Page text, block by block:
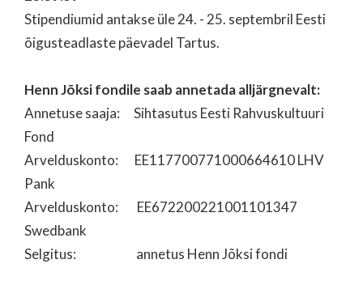
Stipendiumid antakse üle 24. - 25. septembril Eesti
õigusteadlaste päevadel Tartus.
Henn Jõksi fondile saab annetada alljärgnevalt:
Annetuse saaja: Sihtasutus Eesti Rahvuskultuuri
Fond
Arvelduskonto: EE117700771000664610 LHV
Pank
Arvelduskonto: EE672200221001101347
Swedbank
Selgitus: annetus Henn Jõksi fondi